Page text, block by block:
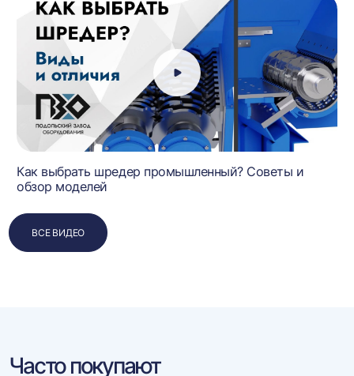
Как выбрать шредер промышленный? Советы и
обзор моделей
ВСЕ ВИДЕО
Часто покупают